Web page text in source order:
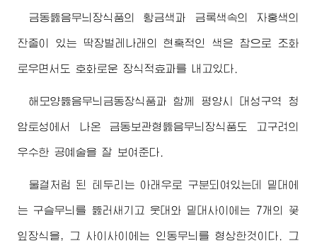
금동뚫음무늬장식품의 황금색과 금록색속의 자홍색의
잔줄이 있는 딱장벌레나래의 현혹적인 색은 참으로 조화
로우면서도 호화로운 장식적효과를 내고있다.
해모양뚫음무늬금동장식품과 함께 평양시 대성구역 청
암토성에서 나온 금동보관형뚫음무늬장식품도 고구려의
우수한 공예술을 잘 보여준다.
물결처럼 된 테두리는 아래우로 구분되여있는데 밑대에
는 구슬무늬를 뚫러새기고 웃대와 밑대사이에는 7개의 꽃
잎장식을, 그 사이사이에는 인동무늬를 형상한것이다. 그